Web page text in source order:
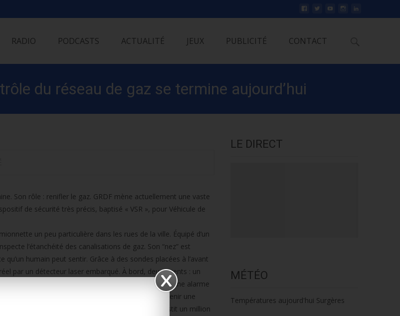
RADIO PODCASTS ACTUALITÉ JEUX PUBLICITÉ CONTACT
du réseau de gaz se termine aujourd’hui
Son rôle : renifler le gaz. GRDF mène actuellement une vaste
de sécurité très précis, baptisé « VSR », pour Véhicule de
un peu particulière dans les rues de la ville. Équipé d’un
l’étanchéité des canalisations de gaz. Son “nez” est
humain peut sentir. Grâce à des sondes placées à l’avant
par un détecteur laser embarqué. À bord, deux agents : un
Dès qu’une concentration anormale est repérée, une alarme
portatif avant, si nécessaire, de faire intervenir une
sécurité de GRDF. Chaque jour, l’entreprise investit un million
LE DIRECT
MÉTÉO
Températures aujourd'hui Surgères